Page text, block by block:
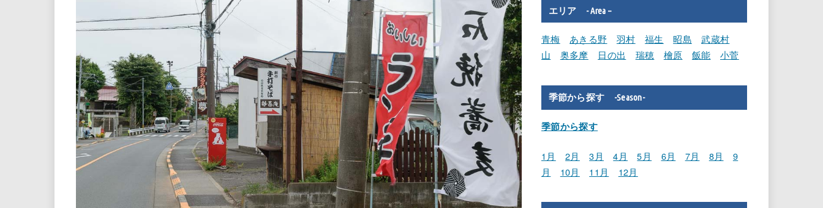
エリア - Area –
青梅 あきる野 羽村 福生 昭島
武蔵村
山
奥多摩 日の出 瑞穂 檜原 飯能 小菅
季節から探す -Season-
季節から探す
1月 2月 3月 4月 5月 6月 7月 8月
9
月
10月 11月 12月